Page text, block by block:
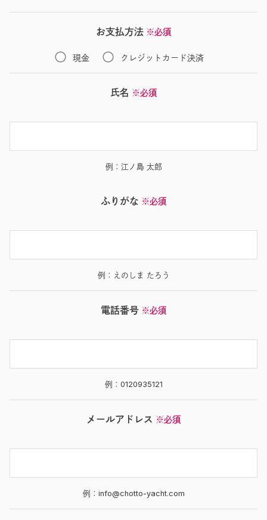
お支払方法 ※必須
現金 クレジットカード決済
氏名 ※必須
例：江ノ島 太郎
ふりがな ※必須
例：えのしま たろう
電話番号 ※必須
例：0120935121
メールアドレス ※必須
例：info@chotto-yacht.com